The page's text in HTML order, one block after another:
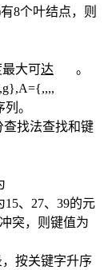
8个叶结点，则
最大可达 。
,,,,
。
查找法查找和键
15、27、39的元
突，则键值为
，按关键字升序